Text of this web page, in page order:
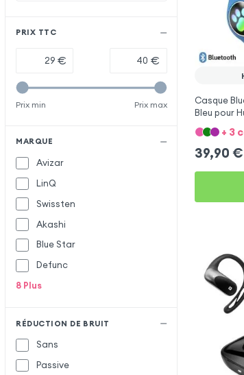
PRIX TTC
€ €
Prix min Prix max
MARQUE
Avizar
LinQ
Swissten
Akashi
Blue Star
Defunc
8 Plus
RÉDUCTION DE BRUIT
Sans
Passive
Casque
Bleu pour
+ 3
39,90 €